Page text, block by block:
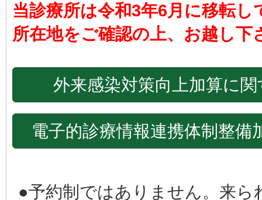
当診療所は令和3年6月に移転し
所在地をご確認の上、お越し下
外来感染対策向上加算に
電子的診療情報連携体制整備
●予約制ではありません。来ら